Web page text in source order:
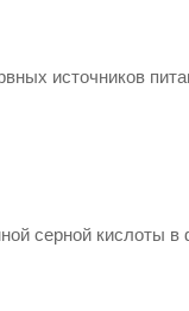
источников
серной кислоты в